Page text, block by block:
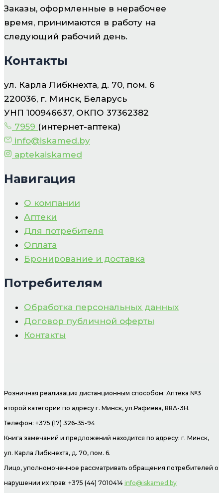
Заказы, оформленные в нерабочее
время, принимаются в работу на
следующий рабочий день.
Контакты
ул. Карла Либкнехта, д. 70, пом. 6
220036, г. Минск, Беларусь
УНП 100946637, ОКПО 37362382
7959 (интернет-аптека)
info@iskamed.by
aptekaiskamed
Навигация
О компании
Аптеки
Для потребителя
Оплата
Бронирование и доставка
Потребителям
Обработка персональных данных
Договор публичной оферты
Контакты
Розничная реализация дистанционным способом: Аптека №3
второй категории по адресу г. Минск, ул.Рафиева, 88А-3Н.
Телефон: +375 (17) 326-35-94
Книга замечаний и предложений находится по адресу: г. Минск,
ул. Карла Либкнехта, д. 70, пом. 6.
Лицо, уполномоченное рассматривать обращения потребителей о
нарушении их прав: +375 (44) 7010414 info@iskamed.by